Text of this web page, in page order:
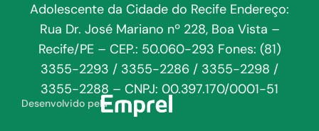
Adolescente da Cidade do Recife Endereço:
Rua Dr. José Mariano nº 228, Boa Vista –
Recife/PE – CEP.: 50.060-293 Fones: (81)
3355-2293 / 3355-2286 / 3355-2298 /
3355-2288 – CNPJ: 00.397.170/0001-51
Desenvolvido pela